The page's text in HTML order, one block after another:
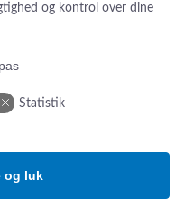
os
os
rapport
og kontrol over dine
Statistik
og luk